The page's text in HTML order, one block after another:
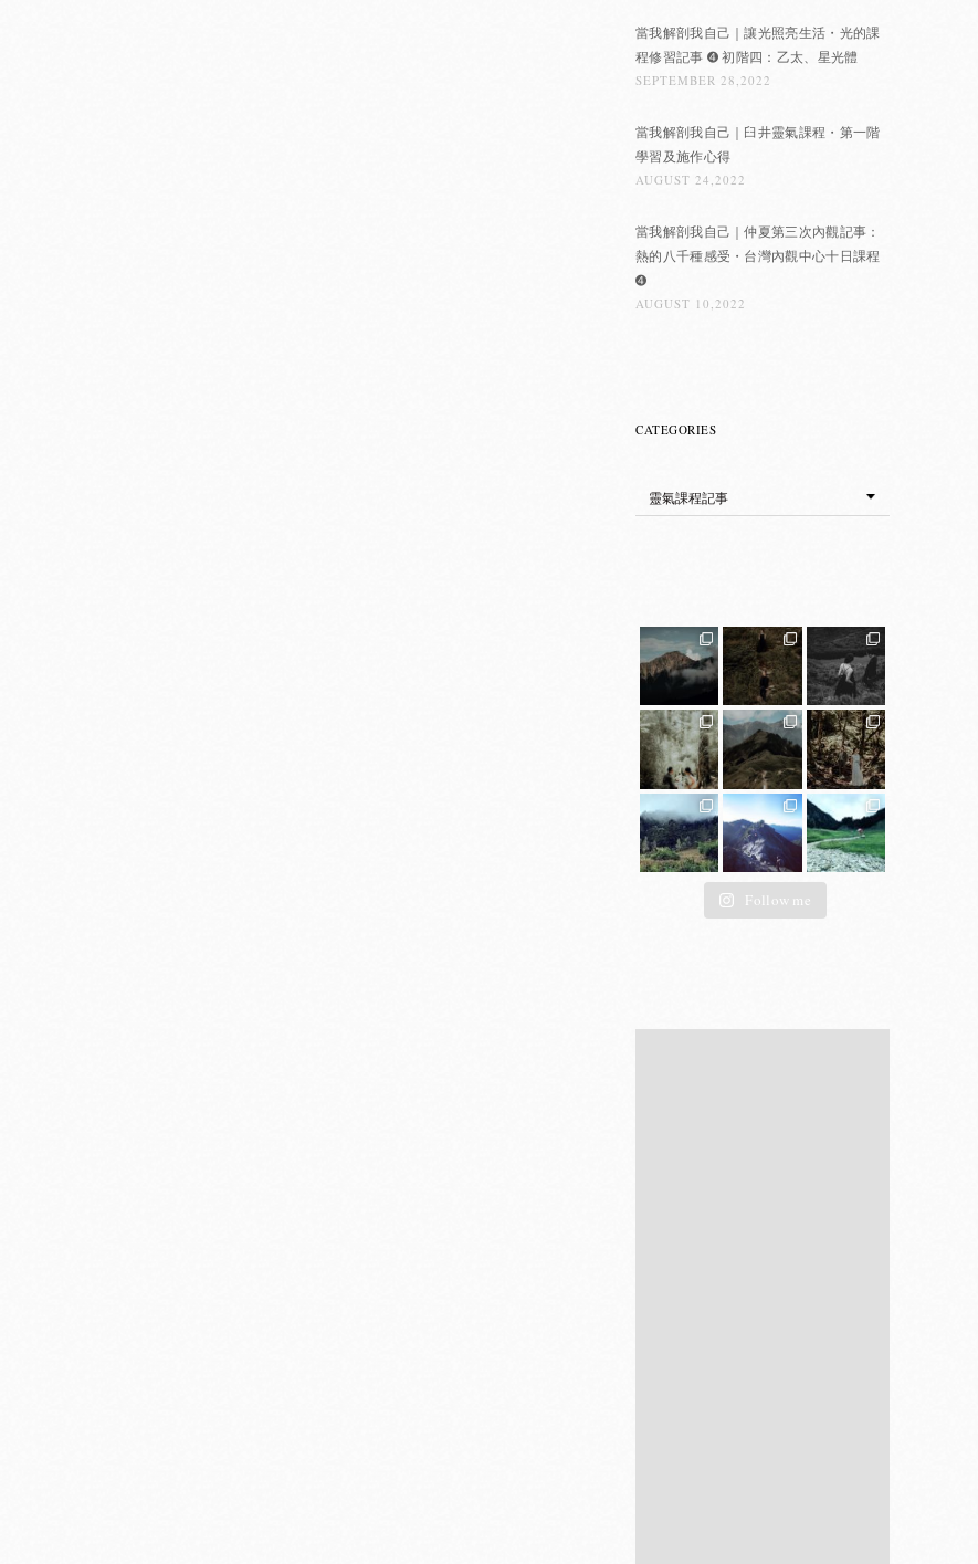
當我解剖我自己｜讓光照亮生活・光的課
程修習記事 ➍ 初階四：乙太、星光體
SEPTEMBER 28,2022
當我解剖我自己｜臼井靈氣課程・第一階
學習及施作心得
AUGUST 24,2022
當我解剖我自己｜仲夏第三次內觀記事：
熱的八千種感受・台灣內觀中心十日課程
➍
AUGUST 10,2022
CATEGORIES
Categories
Follow me